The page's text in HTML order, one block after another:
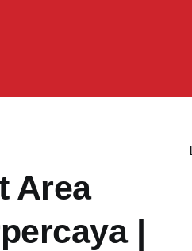
Area
|